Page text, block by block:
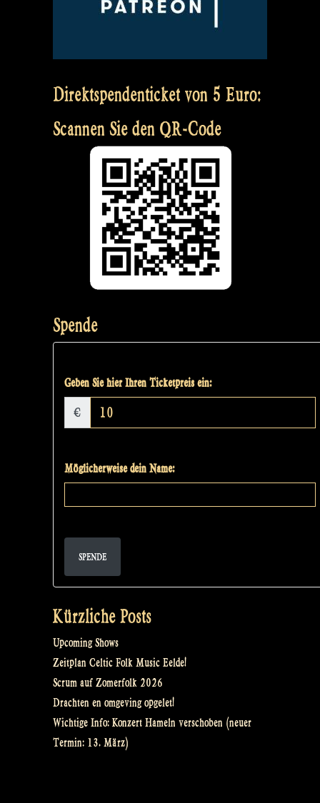
Direktspendenticket von 5 Euro:
Scannen Sie den QR-Code
Spende
Geben Sie hier Ihren Ticketpreis ein:
€
Möglicherweise dein Name:
SPENDE
Kürzliche Posts
Upcoming Shows
Zeitplan Celtic Folk Music Eelde!
Scrum auf Zomerfolk 2026
Drachten en omgeving opgelet!
Wichtige Info: Konzert Hameln verschoben (neuer
Termin: 13. März)